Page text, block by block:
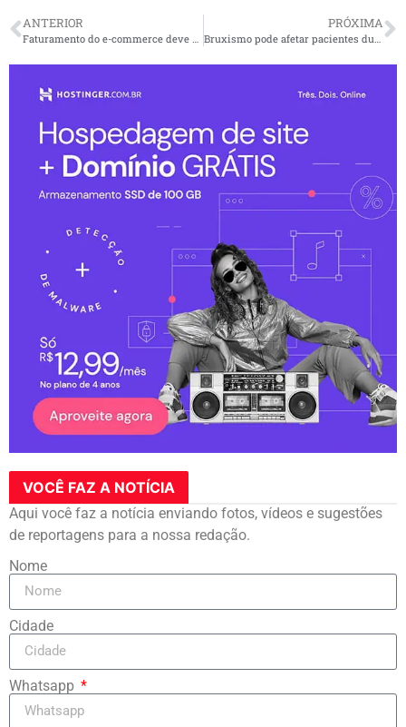
ANTERIOR PRÓXIMA
VOCÊ FAZ A NOTÍCIA
Aqui você faz a notícia enviando fotos, vídeos e sugestões
de reportagens para a nossa redação.
Nome
Cidade
Whatsapp